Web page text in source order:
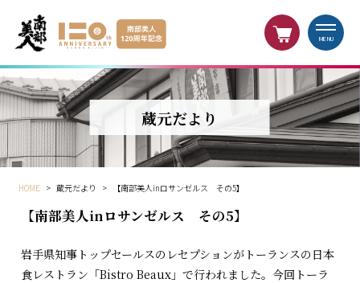
MENU
蔵元だより
HOME > 蔵元だより > 【南部美人inロサンゼルス その5】
【南部美人inロサンゼルス その5】
岩手県知事トップセールスのレセプションがトーランスの日本
食レストラン「Bistro Beaux」で行われました。今回トーラ